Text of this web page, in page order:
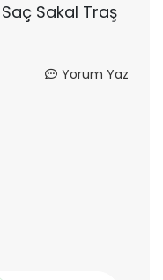
Saç Sakal Traş
Yorum Yaz